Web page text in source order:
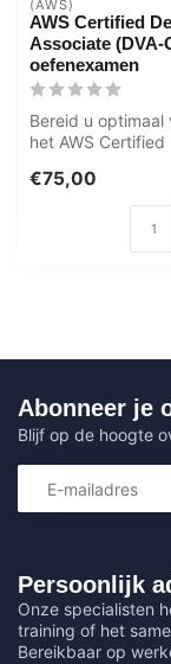
(AWS)
AWS Certified
Associate (DVA-
oefenexamen
Bereid u optimaal
het AWS Certified
(DVA-C02) exam...
€75,00
Persoonlijk
Onze specialisten
training of het
Bereikbaar op
Abonneer je
Blijf op de hoogte